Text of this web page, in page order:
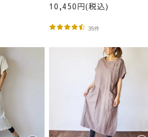
10,450円(税込)
35件